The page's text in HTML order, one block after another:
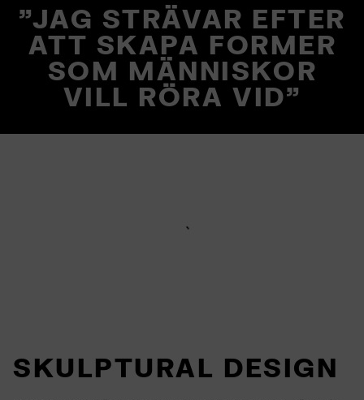
"JAG STRÄVAR EFTER
ATT SKAPA FORMER
SOM MÄNNISKOR
VILL RÖRA VID"
SKULPTURAL DESIGN